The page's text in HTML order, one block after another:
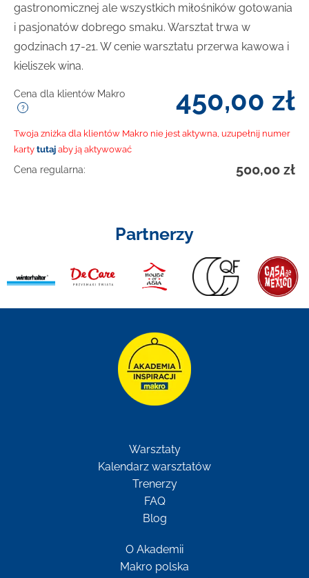
gastronomicznej ale wszystkich miłośników gotowania
i pasjonatów dobrego smaku. Warsztat trwa w
godzinach 17-21. W cenie warsztatu przerwa kawowa i
kieliszek wina.
Cena dla klientów Makro 450,00 zł
Twoja zniżka dla klientów Makro nie jest aktywna, uzupełnij numer
karty tutaj aby ją aktywować
Cena regularna: 500,00 zł
Partnerzy
Warsztaty
Kalendarz warsztatów
Trenerzy
FAQ
Blog
O Akademii
Makro polska